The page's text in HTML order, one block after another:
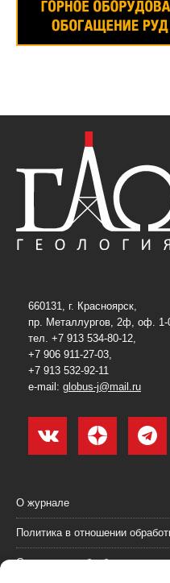
660131, г. Красноярск,
пр. Металлургов, 2ф, оф. 1-
тел. +7 913 534-80-12,
+7 906 911-27-03,
+7 913 532-92-11
e-mail: globus-j@mail.ru
О журнале
Политика в отношении
Согласие на обработку